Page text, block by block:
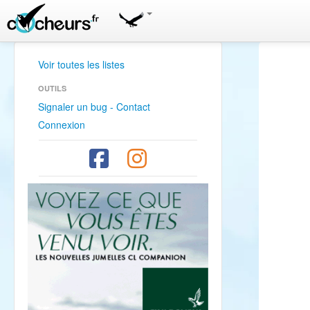
Voir toutes les listes
OUTILS
Signaler un bug - Contact
Connexion